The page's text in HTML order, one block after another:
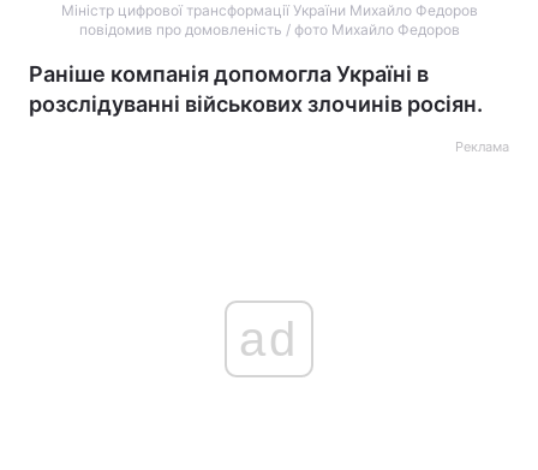
Міністр цифрової трансформації України Михайло Федоров
повідомив про домовленість / фото Михайло Федоров
Раніше компанія допомогла Україні в
розслідуванні військових злочинів росіян.
Реклама
ad